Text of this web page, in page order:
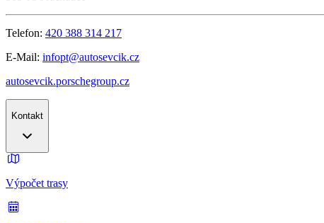
Telefon: 420 388 314 217
E-Mail: infopt@autosevcik.cz
autosevcik.porschegroup.cz
Kontakt
Výpočet trasy